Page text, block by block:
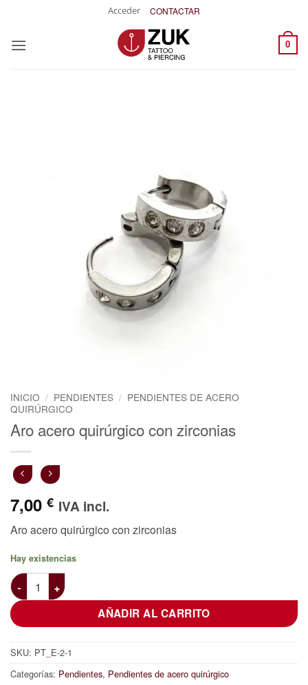
contenido
Acceder CONTACTAR
0
INICIO / PENDIENTES / PENDIENTES DE ACERO
QUIRÚRGICO
Aro acero quirúrgico con zirconias
7,00 € IVA incl.
Aro acero quirúrgico con zirconias
Hay existencias
Aro acero quirúrgico con zirconias cantidad
AÑADIR AL CARRITO
SKU: PT_E-2-1
Categorías: Pendientes, Pendientes de acero quirúrgico